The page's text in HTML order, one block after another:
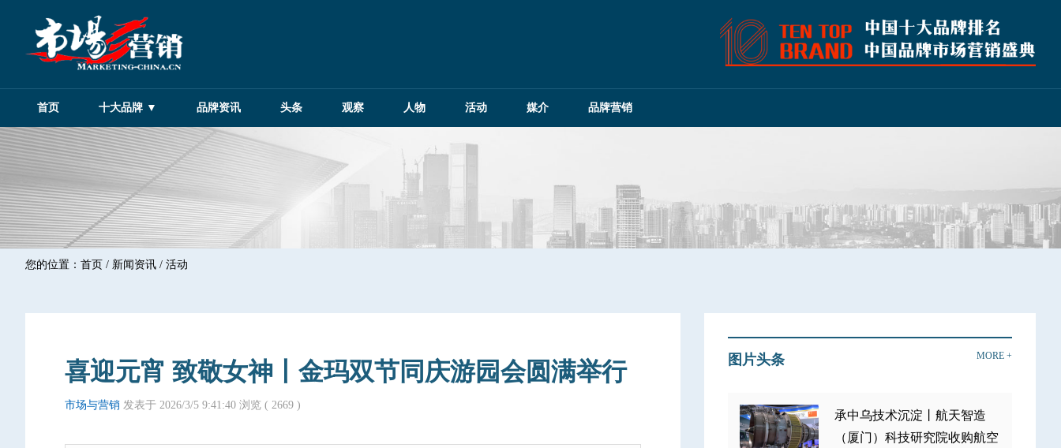
首页 十大品牌 ▼ 品牌资讯 头条 观察 人物 活动 媒介 品牌营销
您的位置： 首页 / 新闻资讯 / 活动
喜迎元宵 致敬女神丨金玛双节同庆游园会圆满举行
市场与营销 发表于 2026/3/5 9:41:40 浏览 ( 2669 )
图片头条 MORE +
承中乌技术沉淀丨航天智造
（厦门）科技研究院收购航空